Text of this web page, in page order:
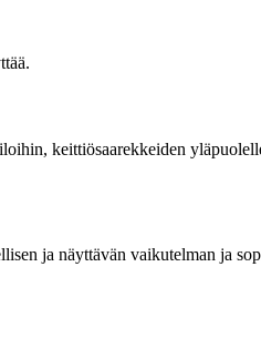
keittiösaarekkeiden
ja näyttävän vaikutelman ja